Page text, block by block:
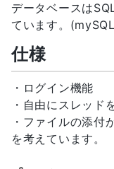
データベースは
ています。
仕様
・ログイン機能
・自由にスレッド
・ファイルの添付
を考えています。